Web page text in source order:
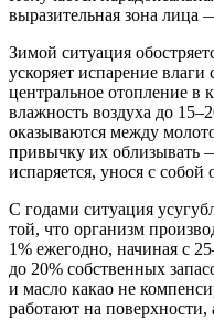
выразительная зона лица
Зимой ситуация
ускоряет испарение
центральное отопление в
влажность воздуха до
оказываются между
привычку их облизывать
испаряется, унося с собой
С годами ситуация
той, что организм
1% ежегодно, начиная с
до 20% собственных
и масло какао не
работают на